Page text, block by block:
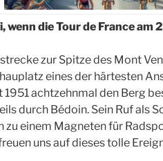
wenn die Tour de France am
zur Spitze des Mont
eines der härtesten
1951 achtzehnmal den Berg
durch Bédoin. Sein Ruf als
zu einem Magneten für
uns auf dieses tolle